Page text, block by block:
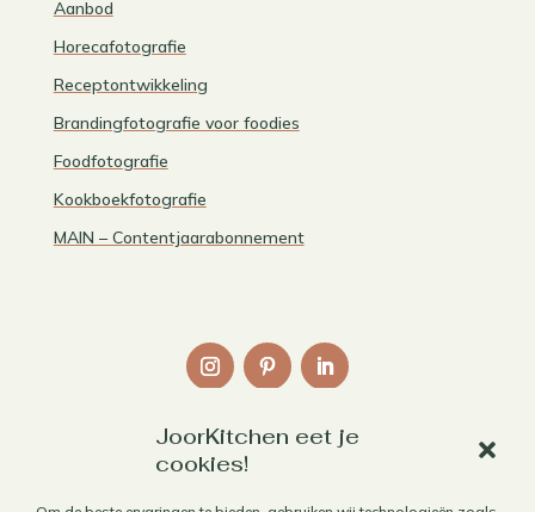
JoorKitchen eet je
cookies!
Aanbod
Horecafotografie
Receptontwikkeling
Brandingfotografie voor foodies
Foodfotografie
Kookboekfotografie
MAIN – Contentjaarabonnement